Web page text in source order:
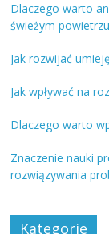
Dlaczego warto
świeżym
Jak rozwijać
Jak wpływać na
Dlaczego warto
Znaczenie nauki
rozwiązywania
Kategorie